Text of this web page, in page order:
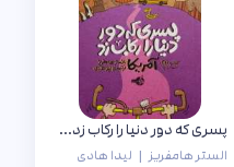
پسری که دور دنیا را رکاب زد2 (سفر به آمریکا)
الستر هامفریز | لیدا هادی